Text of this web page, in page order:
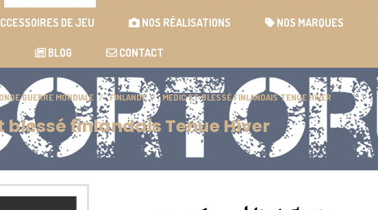
DE JEU NOS RÉALISATIONS NOS MARQUES
BLOG CONTACT
GUERRE MONDIALE FINLANDE MEDIC ET BLESSÉ FINLANDAIS TENUE HIVER
blessé finlandais Tenue Hiver